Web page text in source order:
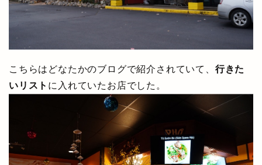
こちらはどなたかのブログで紹介されていて、 行きた
いリスト に入れていたお店でした。